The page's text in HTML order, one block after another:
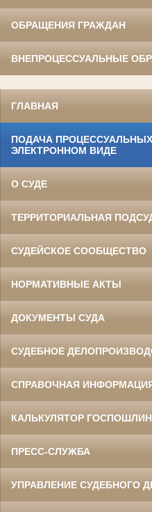
ОБРАЩЕНИЯ ГРАЖДАН
ВНЕПРОЦЕССУАЛЬНЫЕ
ГЛАВНАЯ
ПОДАЧА
ЭЛЕКТРОННОМ ВИДЕ
О СУДЕ
ТЕРРИТОРИАЛЬНАЯ
СУДЕЙСКОЕ СООБЩЕСТВО
НОРМАТИВНЫЕ АКТЫ
ДОКУМЕНТЫ СУДА
СУДЕБНОЕ
СПРАВОЧНАЯ
КАЛЬКУЛЯТОР
ПРЕСС-СЛУЖБА
УПРАВЛЕНИЕ СУДЕБНОГО